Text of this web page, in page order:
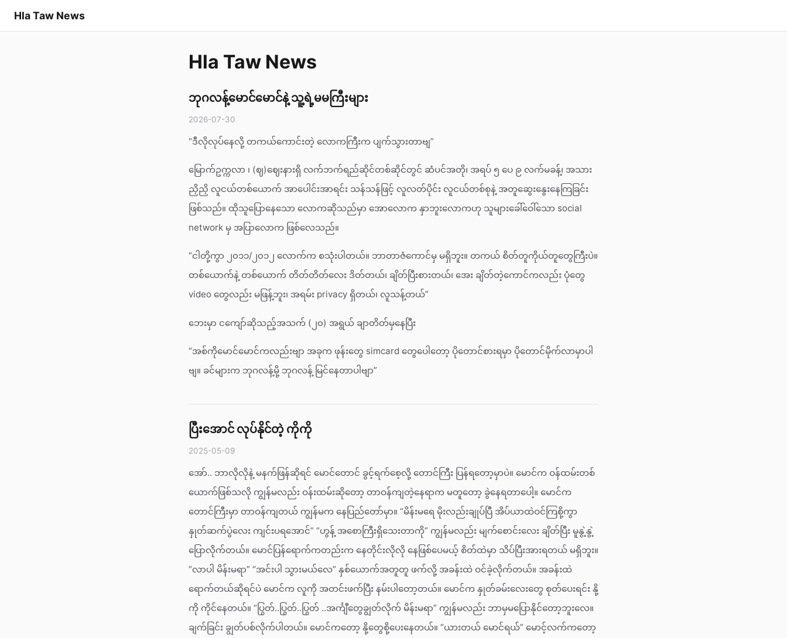
Hla Taw News
Hla Taw News
ဘုဂလန့်မောင်မောင်နဲ့ သူ့ရဲ့မမကြီးများ
2026-07-30
“ဒီလိုလုပ်နေလို့ တကယ်ကောင်းတဲ့ လောကကြီးက ပျက်သွားတာဗျ”
မြောက်ဥက္ကလာ ၊ (ဈ)ဈေးနားရှိ လက်ဘက်ရည်ဆိုင်တစ်ဆိုင်တွင် ဆံပင်အတို၊ အရပ် ၅ ပေ ၉ လက်မခန့်၊ အသား
ညှိညှိ လူငယ်တစ်ယောက် အာပေါင်းအာရင်း သန်သန်ဖြင့် လူလတ်ပိုင်း လူငယ်တစ်စုနဲ့ အတူဆွေးနွေးနေကြခြင်း
ဖြစ်သည်။ ထိုသူပြောနေသော လောကဆိုသည်မှာ အောလောက နှာဘူးလောကဟု သူများခေါ်ဝေါ်သော social
network မှ အပြာလောက ဖြစ်လေသည်။
“ငါတို့ကွာ ၂၀၁၁/၂၀၁၂ လောက်က စသုံးပါတယ်။ ဘာတာဇံကောင်မှ မရှိဘူး။ တကယ် စိတ်တူကိုယ်တူတွေကြီးပဲ။
တစ်ယောက်နဲ့ တစ်ယောက် တိတ်တိတ်လေး ဒိတ်တယ်၊ ချိတ်ပြီးစားတယ်၊ အေး ချိတ်တဲ့ကောင်ကလည်း ပုံတွေ
video တွေလည်း မဖြန့်ဘူး၊ အရမ်း privacy ရှိတယ်၊ လူသန့်တယ်”
ဘေးမှာ ငကျော်ဆိုသည့်အသက် (၂၀) အရွယ် ချာတိတ်မှနေပြီး
“အစ်ကိုမောင်မောင်ကလည်းဗျာ အခုက ဖုန်းတွေ simcard တွေပေါတော့ ပိုတောင်စားရမှာ ပိုတောင်မိုက်လာမှာပါ
ဗျ။ ခင်များက ဘုဂလန့်မို့ ဘုဂလန့် မြင်နေတာပါဗျာ”
ပြီးအောင် လုပ်နိုင်တဲ့ ကိုကို
2025-05-09
အော်.. ဘာလိုလိုနဲ့ မနက်ဖြန်ဆိုရင် မောင်တောင် ခွင့်ရက်စေ့လို့ တောင်ကြီး ပြန်ရတော့မှာပဲ။ မောင်က ဝန်ထမ်းတစ်
ယောက်ဖြစ်သလို ကျွန်မလည်း ဝန်းထမ်းဆိုတော့ တာဝန်ကျတဲ့နေရာက မတူတော့ ခွဲနေရတာပေါ့။ မောင်က
တောင်ကြီးမှာ တာဝန်ကျတယ် ကျွန်မက နေပြည်တော်မှာ။ “မိန်းမရေ မိုးလည်းချုပ်ပြီ အိပ်ယာထဲဝင်ကြစို့ကွာ
နှုတ်ဆက်ပွဲလေး ကျင်းပရအောင်” “ဟွန့် အစောကြီးရှိသေးတာကို” ကျွန်မလည်း မျက်စောင်းလေး ချိတ်ပြီး မူနွဲ့နွဲ့
ပြောလိုက်တယ်။ မောင်ပြန်ရောက်ကတည်းက နေတိုင်းလိုလို နေဖြစ်ပေမယ့် စိတ်ထဲမှာ သိပ်ပြီးအားရတယ် မရှိဘူး။
“လာပါ မိန်းမရာ” “အင်းပါ သွားမယ်လေ” နှစ်ယောက်အတူတူ ဖက်လို့ အခန်းထဲ ဝင်ခဲ့လိုက်တယ်။ အခန်းထဲ
ရောက်တယ်ဆိုရင်ပဲ မောင်က လူကို အတင်းဖက်ပြီး နမ်းပါတော့တယ်။ မောင်က နှုတ်ခမ်းလေးတွေ စုတ်ပေးရင်း နို့
ကို ကိုင်နေတယ်။ “ပြွတ်..ပြွတ်..ပြွတ် ..အင်္ကျီတွေချွတ်လိုက် မိန်းမရာ” ကျွန်မလည်း ဘာမှမပြောနိုင်တော့ဘူးလေ။
ချက်ခြင်း ချွတ်ပစ်လိုက်ပါတယ်။ မောင်ကတော့ နို့တွေစို့ပေးနေတယ်။ “ယားတယ် မောင်ရယ်” မောင့်လက်ကတော့